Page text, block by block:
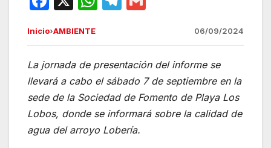
c
e
b
o
o
k
s
A
p
p
gr
a
m
Inicio›AMBIENTE 06/09/2024
La jornada de presentación del informe se
llevará a cabo el sábado 7 de septiembre en la
sede de la Sociedad de Fomento de Playa Los
Lobos, donde se informará sobre la calidad de
agua del arroyo Lobería.